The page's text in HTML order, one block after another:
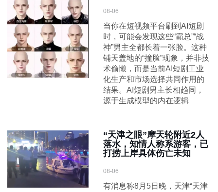
08-06
当你在短视频平台刷到AI短剧
时，可能会发现这些“霸总”“战
神”男主全都长着一张脸。这种
铺天盖地的“撞脸”现象，并非技
术偷懒，而是当前AI短剧工业
化生产和市场选择共同作用的
结果。AI短剧男主长相趋同，
源于生成模型的内在逻辑
“天津之眼”摩天轮附近2人
落水，知情人称系游客，已
打捞上岸具体伤亡未知
08-06
有消息称8月5日晚，天津“天津